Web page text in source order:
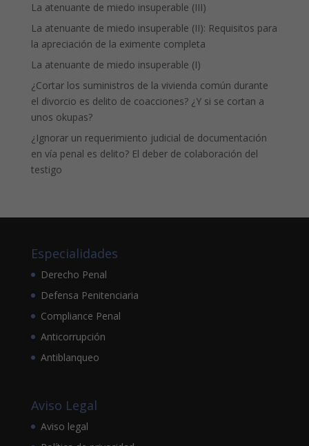
La atenuante de miedo insuperable (III)
La atenuante de miedo insuperable (II): Requisitos para
la apreciación de la eximente completa
La atenuante de miedo insuperable (I)
¿Cortar los suministros de la vivienda común durante
el divorcio es delito de coacciones? ¿Y si se cortan a
unos okupas?
¿Ignorar un requerimiento judicial de documentación
en vía penal es delito? El deber de colaboración del
testigo
Especialidades
Derecho Penal
Defensa Penitenciaria
Compliance Penal
Anticorrupción
Antiblanqueo
Aviso Legal
Aviso legal